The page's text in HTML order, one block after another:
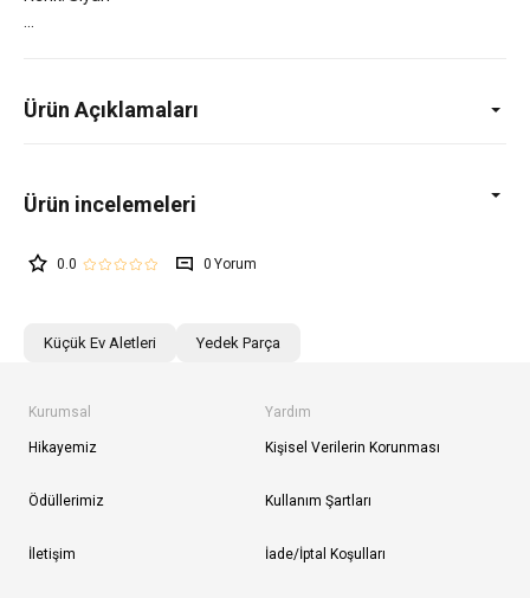
Ürün Açıklamaları
0.0 0
Küçük Ev Aletleri Yedek Parça
Kurumsal
Hikayemiz
Ödüllerimiz
İletişim
Yardım
Kişisel Verilerin Korunması
Kullanım Şartları
İade/İptal Koşulları